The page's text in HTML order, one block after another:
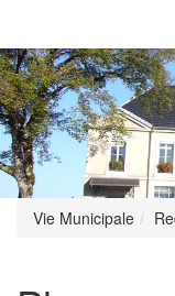
Vie Municipale